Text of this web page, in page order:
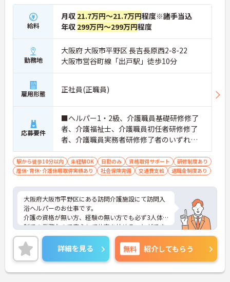
給料
月収 21.7万円～21.7万円程度※諸手当込
年収 299万円～299万円程度
勤務地
大阪府 大阪市平野区 長吉長原西2-8-22
大阪市営谷町線「出戸駅」徒歩10分
雇用形態 正社員(正職員)
応募要件
■ヘルパー1・2級、介護職員基礎研修修了
者、介護福祉士、介護職員初任者研修修了
者、介護職員実務者研修修了者のいずれか
の資格あれば尚可 ■簡単なＰＣスキル（ワ
ード・エクセルなど） ■未経験の方OK
駅から徒歩10分以内 未経験OK 日勤のみ 資格取得サポート
研修制度あり
産休･育休･介護休暇取得実績あり
社会保険完備 交通費支給 退職金制度あり
大阪府大阪市平野区にある訪問介護施設にて訪問入
浴ヘルパーのお仕事です。
介護の資格が無い方、経験の無い方でも必ず3人体
制での業務なので安心して仕事を始めることができ
ます！
ご興味ある方には、面接対策ポイントなど、さらに
詳細をお話しいたしますのでお気軽にご相談くださ
い。
詳細を見る 無料 紹介してもらう